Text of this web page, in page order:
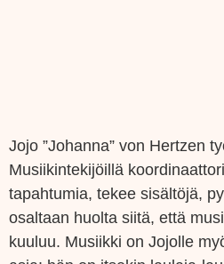
Jojo ”Johanna” von Hertzen
Musiikintekijöillä
tapahtumia, tekee sisältöjä,
osaltaan huolta siitä, että
kuuluu. Musiikki on Jojolle